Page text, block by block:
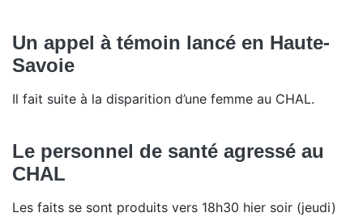
Un appel à témoin lancé en Haute-
Savoie
Il fait suite à la disparition d’une femme au CHAL.
Le personnel de santé agressé au
CHAL
Les faits se sont produits vers 18h30 hier soir (jeudi)